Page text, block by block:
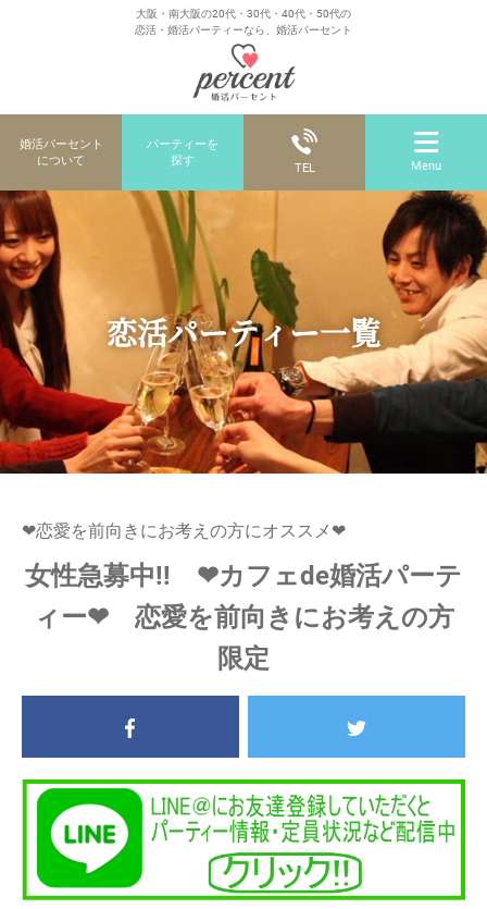
大阪・南大阪の20代・30代・40代・50代の
恋活・婚活パーティーなら、婚活パーセント
婚活パーセント
について
パーティーを
探す
TEL Menu
恋活パーティー一覧
❤恋愛を前向きにお考えの方にオススメ❤
女性急募中!! ❤カフェde婚活パーテ
ィー❤ 恋愛を前向きにお考えの方
限定